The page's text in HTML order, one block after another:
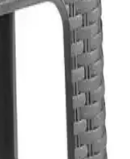
Feneri Günlük
ve dayanıklı
ve suya dayanıklı
Paspası